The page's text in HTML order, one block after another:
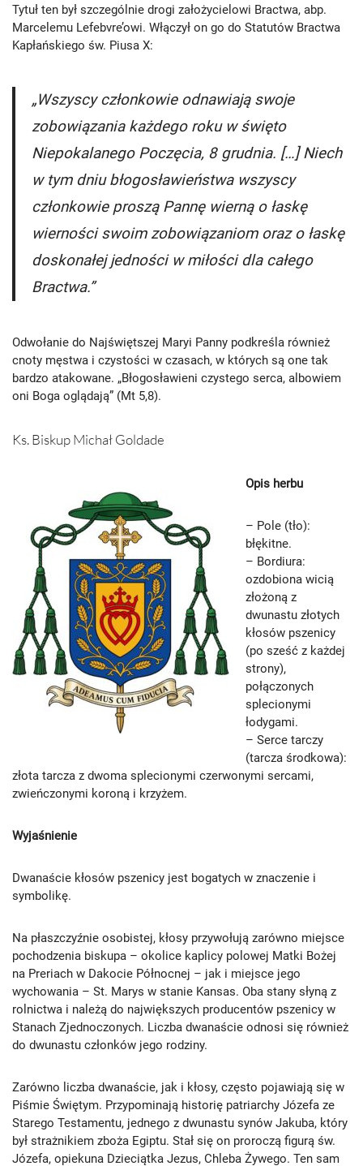
Tytuł ten był szczególnie drogi założycielowi Bractwa, abp.
Marcelemu Lefebvre’owi. Włączył on go do Statutów Bractwa
Kapłańskiego św. Piusa X:
„Wszyscy członkowie odnawiają swoje
zobowiązania każdego roku w święto
Niepokalanego Poczęcia, 8 grudnia. […] Niech
w tym dniu błogosławieństwa wszyscy
członkowie proszą Pannę wierną o łaskę
wierności swoim zobowiązaniom oraz o łaskę
doskonałej jedności w miłości dla całego
Bractwa.”
Odwołanie do Najświętszej Maryi Panny podkreśla również
cnoty męstwa i czystości w czasach, w których są one tak
bardzo atakowane. „Błogosławieni czystego serca, albowiem
oni Boga oglądają” (Mt 5,8).
Ks. Biskup Michał Goldade
Opis herbu
– Pole (tło):
błękitne.
– Bordiura:
ozdobiona wicią
złożoną z
dwunastu złotych
kłosów pszenicy
(po sześć z każdej
strony),
połączonych
splecionymi
łodygami.
– Serce tarczy
(tarcza środkowa):
złota tarcza z dwoma splecionymi czerwonymi sercami,
zwieńczonymi koroną i krzyżem.
Wyjaśnienie
Dwanaście kłosów pszenicy jest bogatych w znaczenie i
symbolikę.
Na płaszczyźnie osobistej, kłosy przywołują zarówno miejsce
pochodzenia biskupa – okolice kaplicy polowej Matki Bożej
na Preriach w Dakocie Północnej – jak i miejsce jego
wychowania – St. Marys w stanie Kansas. Oba stany słyną z
rolnictwa i należą do największych producentów pszenicy w
Stanach Zjednoczonych. Liczba dwanaście odnosi się również
do dwunastu członków jego rodziny.
Zarówno liczba dwanaście, jak i kłosy, często pojawiają się w
Piśmie Świętym. Przypominają historię patriarchy Józefa ze
Starego Testamentu, jednego z dwunastu synów Jakuba, który
był strażnikiem zboża Egiptu. Stał się on proroczą figurą św.
Józefa, opiekuna Dzieciątka Jezus, Chleba Żywego. Ten sam